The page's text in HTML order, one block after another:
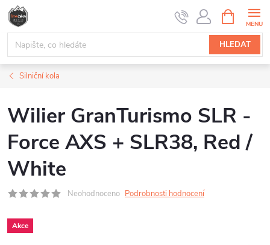
Přejít
obsah
HLEDAT
NÁKUPNÍ
KOŠÍK
Silniční kola
Wilier GranTurismo SLR -
Force AXS + SLR38, Red /
White
Neohodnoceno Podrobnosti hodnocení
Akce